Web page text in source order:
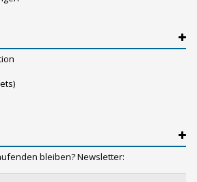
bleiben? Newsletter: